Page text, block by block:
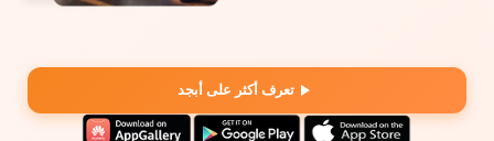
تعرف أكثر على أبجد